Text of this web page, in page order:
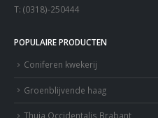
T: (0318)-250444
POPULAIRE PRODUCTEN
Coniferen kwekerij
Groenblijvende haag
Thuja Occidentalis Brabant